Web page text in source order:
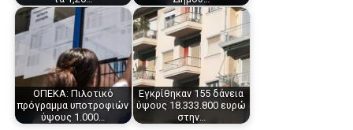
ΟΠΕΚΑ: Πιλοτικό
πρόγραμμα υποτροφιών
ύψους 1.000…
Εγκρίθηκαν 155 δάνεια
ύψους 18.333.800 ευρώ
στην…